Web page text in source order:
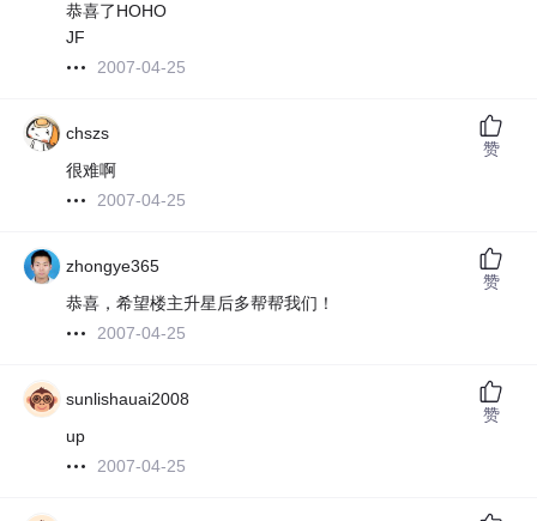
恭喜了HOHO
JF
2007-04-25
chszs
很难啊
2007-04-25
赞
zhongye365
恭喜，希望楼主升星后多帮帮我们！
2007-04-25
赞
sunlishauai2008
up
2007-04-25
赞